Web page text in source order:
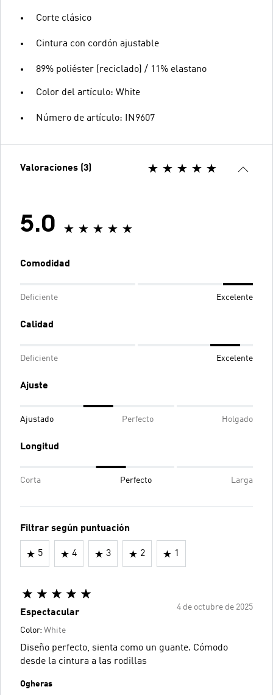
Corte clásico
Cintura con cordón ajustable
89% poliéster (reciclado) / 11% elastano
Color del artículo: White
Número de artículo: IN9607
Valoraciones (3)
5.0
Comodidad
Deficiente Excelente
Calidad
Deficiente Excelente
Ajuste
Ajustado Perfecto Holgado
Longitud
Corta Perfecto Larga
Filtrar según puntuación
5 4 3 2 1
4 de octubre de 2025
Espectacular
Color: White
Diseño perfecto, sienta como un guante. Cómodo
desde la cintura a las rodillas
Ogheras